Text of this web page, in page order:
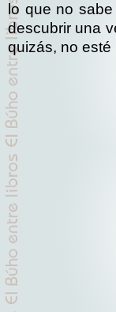
lo que no
descubrir una
quizás, no esté